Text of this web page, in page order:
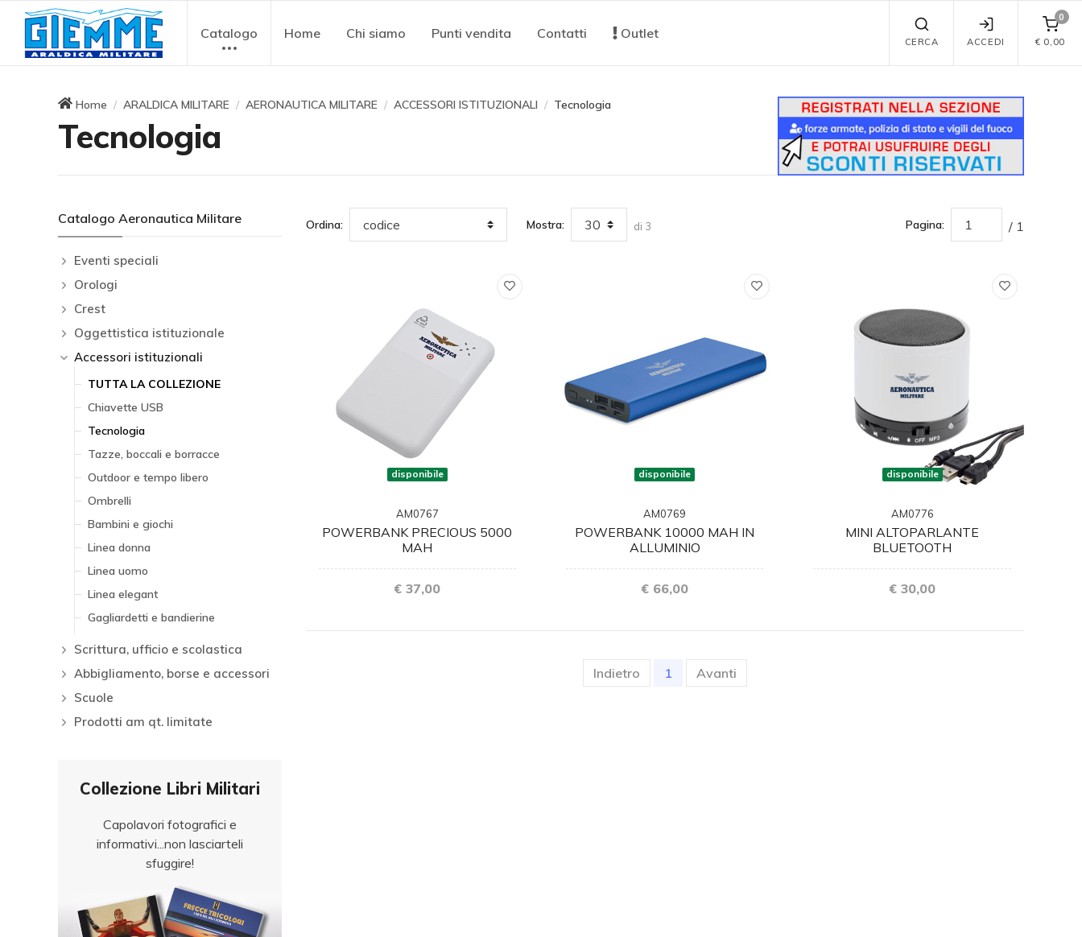
Catalogo Home Chi siamo Punti vendita Contatti Outlet
CERCA ACCEDI
0
€ 0,00
Home ARALDICA MILITARE AERONAUTICA MILITARE ACCESSORI ISTITUZIONALI Tecnologia
Tecnologia
Catalogo Aeronautica Militare
Eventi speciali
Orologi
Crest
Oggettistica istituzionale
Accessori istituzionali
TUTTA LA COLLEZIONE
Chiavette USB
Tecnologia
Tazze, boccali e borracce
Outdoor e tempo libero
Ombrelli
Bambini e giochi
Linea donna
Linea uomo
Linea elegant
Gagliardetti e bandierine
Scrittura, ufficio e scolastica
Abbigliamento, borse e accessori
Scuole
Prodotti am qt. limitate
Collezione Libri Militari
Capolavori fotografici e
informativi...non lasciarteli
sfuggire!
Ordina: Mostra: di 3 Pagina: / 1
disponibile
AM0767
POWERBANK PRECIOUS 5000
MAH
€ 37,00
disponibile
AM0769
POWERBANK 10000 MAH IN
ALLUMINIO
€ 66,00
disponibile
AM0776
MINI ALTOPARLANTE
BLUETOOTH
€ 30,00
Indietro 1 (current)
Avanti